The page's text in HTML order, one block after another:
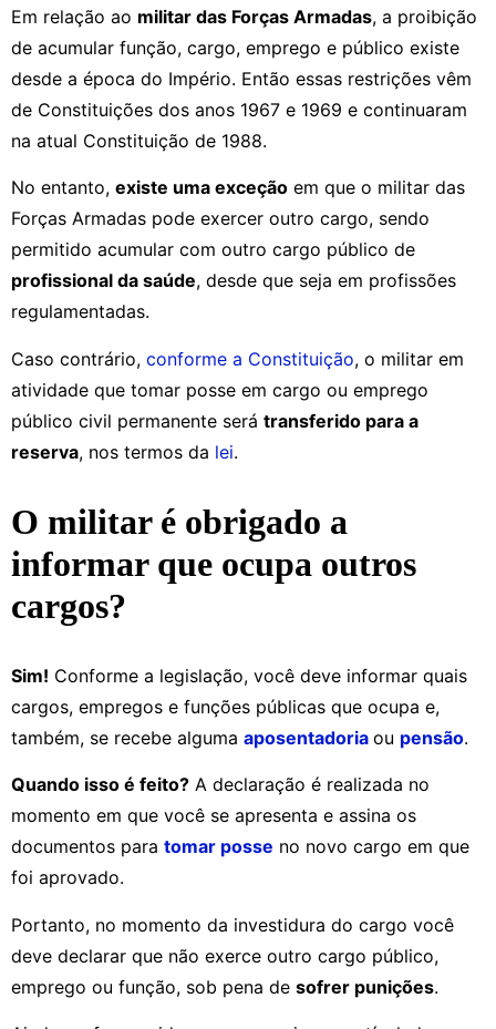
Em relação ao militar das Forças Armadas, a proibição
de acumular função, cargo, emprego e público existe
desde a época do Império. Então essas restrições vêm
de Constituições dos anos 1967 e 1969 e continuaram
na atual Constituição de 1988.
No entanto, existe uma exceção em que o militar das
Forças Armadas pode exercer outro cargo, sendo
permitido acumular com outro cargo público de
profissional da saúde, desde que seja em profissões
regulamentadas.
Caso contrário, conforme a Constituição, o militar em
atividade que tomar posse em cargo ou emprego
público civil permanente será transferido para a
reserva, nos termos da lei.
O militar é obrigado a
informar que ocupa outros
cargos?
Sim! Conforme a legislação, você deve informar quais
cargos, empregos e funções públicas que ocupa e,
também, se recebe alguma aposentadoria ou pensão.
Quando isso é feito? A declaração é realizada no
momento em que você se apresenta e assina os
documentos para tomar posse no novo cargo em que
foi aprovado.
Portanto, no momento da investidura do cargo você
deve declarar que não exerce outro cargo público,
emprego ou função, sob pena de sofrer punições.